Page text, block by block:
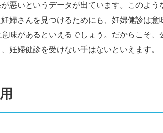
悪いというデータが出ています。このよう
婦さんを見つけるためにも、妊婦健診は
味があるといえるでしょう。だからこそ
妊婦健診を受けない手はないといえます。